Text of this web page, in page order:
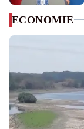
ECONOMIE